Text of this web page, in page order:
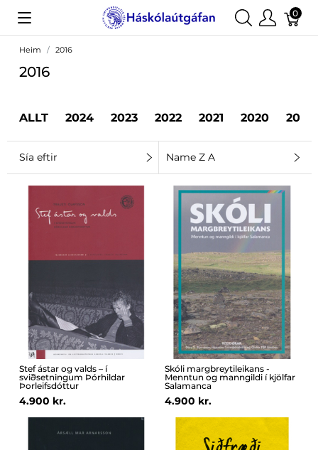
0
Heim 2016
2016
ALLT 2024 2023 2022 2021 2020 2019
Sía eftir Name Z A
Stef ástar og valds – í
sviðsetningum Þórhildar
Þorleifsdóttur
4.900 kr.
Skóli margbreytileikans -
Menntun og manngildi í kjölfar
Salamanca
4.900 kr.